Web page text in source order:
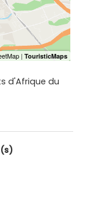
d'Afrique du